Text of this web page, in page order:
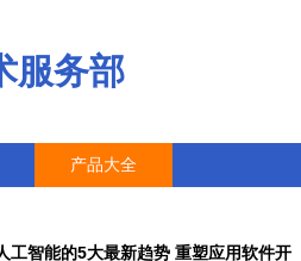
服务部
产品大全
工智能的5大最新趋势 重塑应用软件开